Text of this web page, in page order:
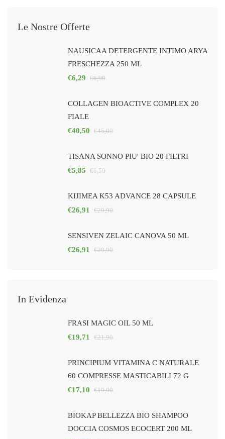
Le Nostre Offerte
NAUSICAA DETERGENTE INTIMO ARYA
FRESCHEZZA 250 ML
€6,29 €6,99
COLLAGEN BIOACTIVE COMPLEX 20
FIALE
€40,50 €45,00
TISANA SONNO PIU' BIO 20 FILTRI
€5,85 €6,50
KIJIMEA K53 ADVANCE 28 CAPSULE
€26,91 €29,90
SENSIVEN ZELAIC CANOVA 50 ML
€26,91 €29,90
In Evidenza
FRASI MAGIC OIL 50 ML
€19,71 €21,90
PRINCIPIUM VITAMINA C NATURALE
60 COMPRESSE MASTICABILI 72 G
€17,10 €19,00
BIOKAP BELLEZZA BIO SHAMPOO
DOCCIA COSMOS ECOCERT 200 ML